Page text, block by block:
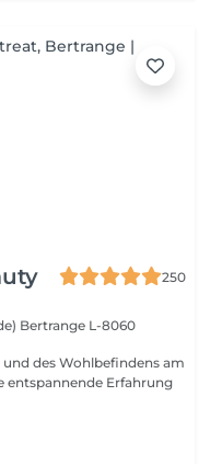
250
Bertrange L-8060
des Wohlbefindens am
entspannende Erfahrung